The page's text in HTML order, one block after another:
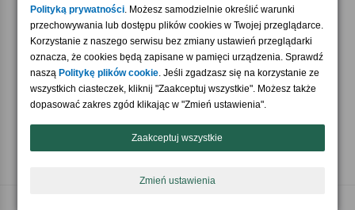
Nasi partnerzy
Polityką prywatności. Możesz samodzielnie określić warunki
przechowywania lub dostępu plików cookies w Twojej przeglądarce.
Korzystanie z naszego serwisu bez zmiany ustawień przeglądarki
oznacza, że cookies będą zapisane w pamięci urządzenia. Sprawdź
naszą Politykę plików cookie. Jeśli zgadzasz się na korzystanie ze
wszystkich ciasteczek, kliknij "Zaakceptuj wszystkie". Możesz także
dopasować zakres zgód klikając w "Zmień ustawienia".
Zaakceptuj wszystkie
Zmień ustawienia